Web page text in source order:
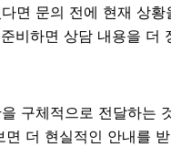
면 문의 전에 현재 상
비하면 상담 내용을
구체적으로 전달하는
더 현실적인 안내를